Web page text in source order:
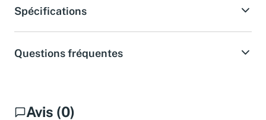
Spécifications
Questions fréquentes
Avis (0)